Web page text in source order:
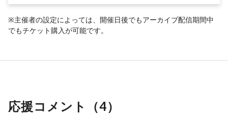
※主催者の設定によっては、開催日後でもアーカイブ配信期間中
でもチケット購入が可能です。
応援コメント（4）